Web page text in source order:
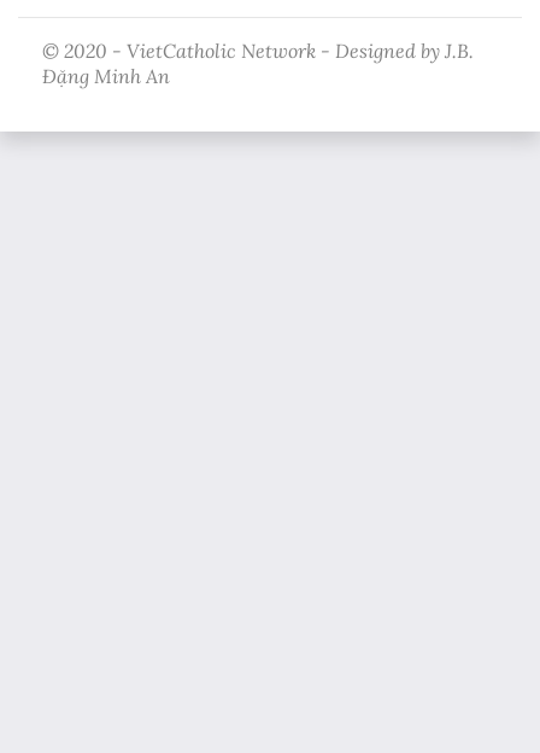
© 2020 - VietCatholic Network - Designed by J.B.
Đặng Minh An